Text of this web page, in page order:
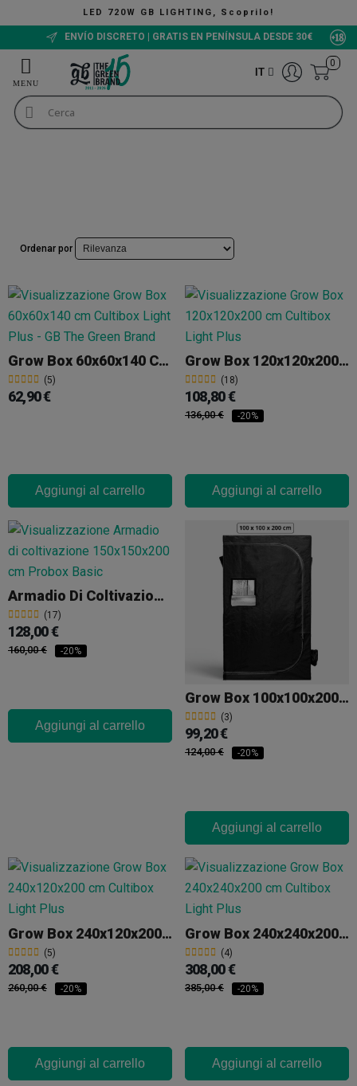
LED 720W GB LIGHTING, Scoprilo!
ENVÍO DISCRETO | GRATIS EN PENÍNSULA DESDE 30€
IT
0
Ordenar por
Grow Box 60x60x140 Cm Cultibox Light Plus
(5)
62,90 €
Aggiungi al carrello
Grow Box 120x120x200 Cm Cultibox Light Plus
(18)
108,80 €
136,00 € -20%
Aggiungi al carrello
Armadio Di Coltivazione 150x150x200 Cm Probox Basic
(17)
128,00 €
160,00 € -20%
Aggiungi al carrello
Grow Box 100x100x200 Cm Cultibox Light Plus
(3)
99,20 €
124,00 € -20%
Aggiungi al carrello
Grow Box 240x120x200 Cm Cultibox Light Plus
(5)
208,00 €
260,00 € -20%
Aggiungi al carrello
Grow Box 240x240x200 Cm Cultibox Light Plus
(4)
308,00 €
385,00 € -20%
Aggiungi al carrello